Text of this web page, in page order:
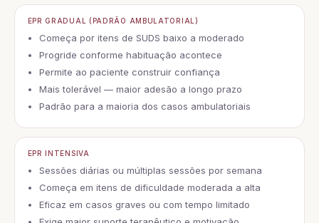
EPR GRADUAL (PADRÃO AMBULATORIAL)
Começa por itens de SUDS baixo a moderado
Progride conforme habituação acontece
Permite ao paciente construir confiança
Mais tolerável — maior adesão a longo prazo
Padrão para a maioria dos casos ambulatoriais
EPR INTENSIVA
Sessões diárias ou múltiplas sessões por semana
Começa em itens de dificuldade moderada a alta
Eficaz em casos graves ou com tempo limitado